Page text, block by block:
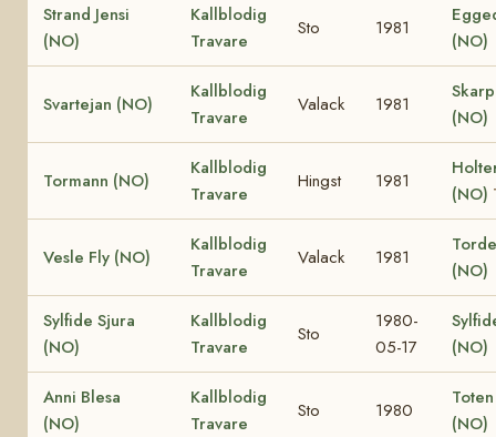
Strand Jensi
(NO)
Kallblodig
Travare
Sto 1981
(NO)
Svartejan (NO)
Kallblodig
Travare
Valack 1981
(NO)
Tormann (NO)
Kallblodig
Travare
Hingst 1981
(NO)
Vesle Fly (NO)
Kallblodig
Travare
Valack 1981
(NO)
Sylfide Sjura
(NO)
Kallblodig
Travare
Sto
1980-
05-17
(NO)
Anni Blesa
(NO)
Kallblodig
Travare
Sto 1980
(NO)